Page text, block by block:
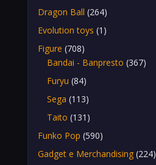
Dragon Ball (264)
Evolution toys (1)
Figure (708)
Bandai - Banpresto (367)
Furyu (84)
Sega (113)
Taito (131)
Funko Pop (590)
Gadget e Merchandising (224)